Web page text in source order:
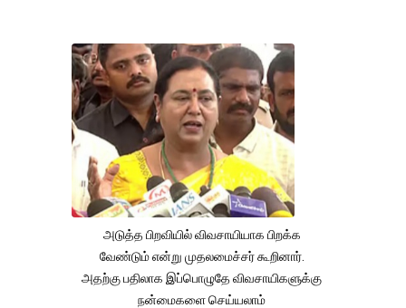
அடுத்த பிறவியில் விவசாயியாக பிறக்க
வேண்டும் என்று முதலமைச்சர் கூறினார்.
அதற்கு பதிலாக இப்பொழுதே விவசாயிகளுக்கு
நன்மைகளை செய்யலாம்